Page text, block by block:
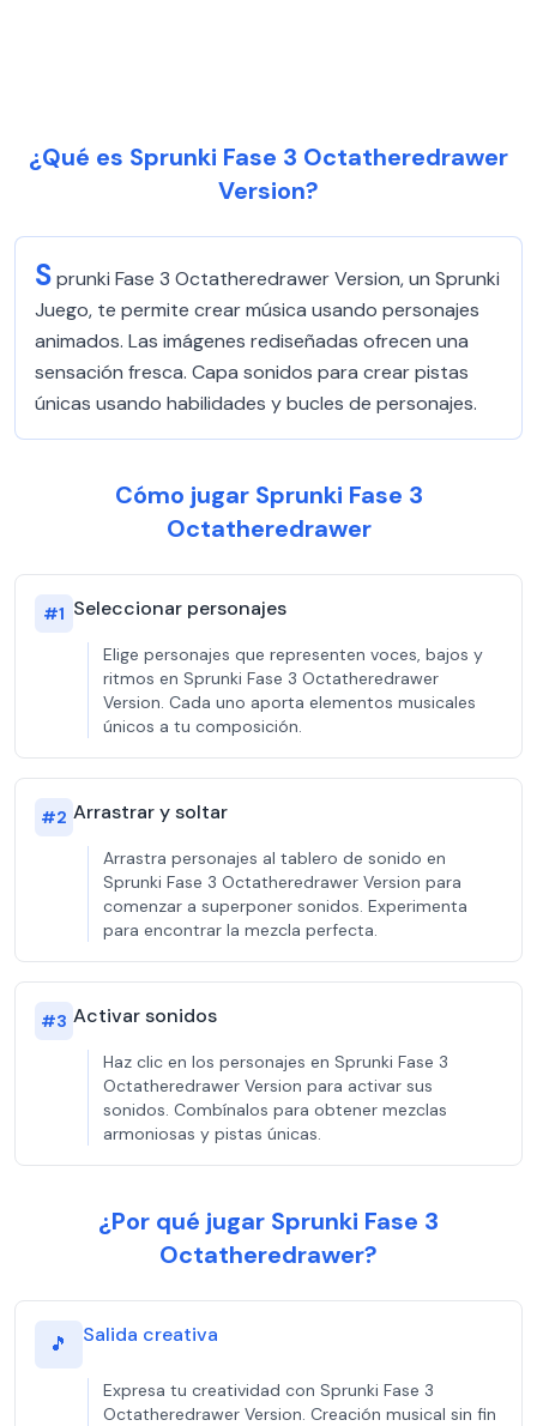
¿Qué es Sprunki Fase 3 Octatheredrawer
Version?
Sprunki Fase 3 Octatheredrawer Version, un Sprunki
Juego, te permite crear música usando personajes
animados. Las imágenes rediseñadas ofrecen una
sensación fresca. Capa sonidos para crear pistas
únicas usando habilidades y bucles de personajes.
Cómo jugar Sprunki Fase 3
Octatheredrawer
#1 Seleccionar personajes
Elige personajes que representen voces, bajos y
ritmos en Sprunki Fase 3 Octatheredrawer
Version. Cada uno aporta elementos musicales
únicos a tu composición.
#2 Arrastrar y soltar
Arrastra personajes al tablero de sonido en
Sprunki Fase 3 Octatheredrawer Version para
comenzar a superponer sonidos. Experimenta
para encontrar la mezcla perfecta.
#3 Activar sonidos
Haz clic en los personajes en Sprunki Fase 3
Octatheredrawer Version para activar sus
sonidos. Combínalos para obtener mezclas
armoniosas y pistas únicas.
¿Por qué jugar Sprunki Fase 3
Octatheredrawer?
🎵 Salida creativa
Expresa tu creatividad con Sprunki Fase 3
Octatheredrawer Version. Creación musical sin fin